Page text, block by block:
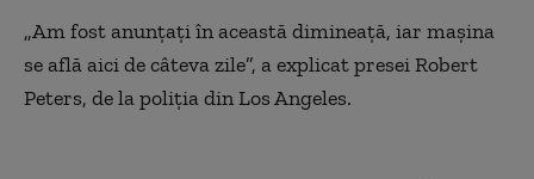
„Am fost anunţaţi în această dimineaţă, iar maşina
se află aici de câteva zile”, a explicat presei Robert
Peters, de la poliţia din Los Angeles.